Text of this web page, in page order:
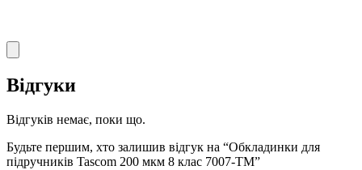
Відгуки
Відгуків немає, поки що.
Будьте першим, хто залишив відгук на “Обкладинки для
підручників Tascom 200 мкм 8 клас 7007-ТМ”